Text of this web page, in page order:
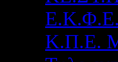
Ε.Κ.Φ.Ε.
Κ.Π.Ε.